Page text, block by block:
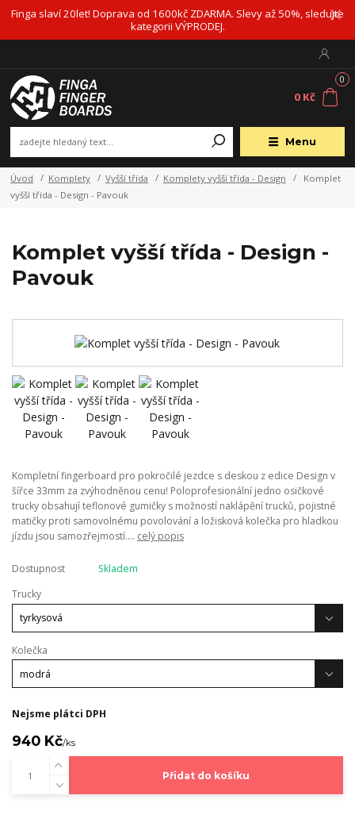
Finga slaví 20let! Doprava od 1600kč ZDARMA. Slevy až 50%, sledujte
kategorii VÝPRODEJ.
Menu
0
0 Kč
Úvod Komplety Vyšší třída Komplety vyšší třída - Design
Komplet
vyšší třída - Design - Pavouk
Komplet vyšší třída - Design -
Pavouk
Kompletní fingerboard pro pokročilé jezdce s deskou z edice Design v
šířce 33mm za zvýhodněnou cenu! Poloprofesionální jedno osičkové
trucky obsahují teflonové gumičky s možností naklápění trucků, pojistné
matičky proti samovolnému povolování a ložisková kolečka pro hladkou
jízdu jsou samozřejmostí.... celý popis
Dostupnost
Skladem
Trucky
Kolečka
Nejsme plátci DPH
940 Kč/ks
Přidat do košíku